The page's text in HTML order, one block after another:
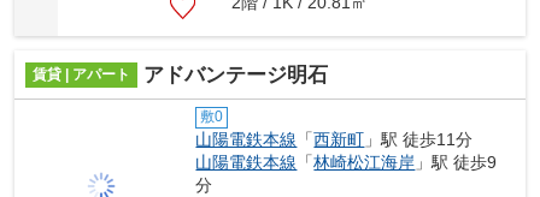
賃貸 | アパート アドバンテージ明石
敷0
山陽電鉄本線 「西新町 」駅 徒歩11分
山陽電鉄本線 「林崎松江海岸 」駅 徒歩9
分